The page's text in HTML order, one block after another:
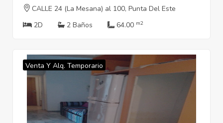
CALLE 24 (La Mesana) al 100, Punta Del Este
2D
2 Baños 64.00 m2
Venta Y Alq. Temporario